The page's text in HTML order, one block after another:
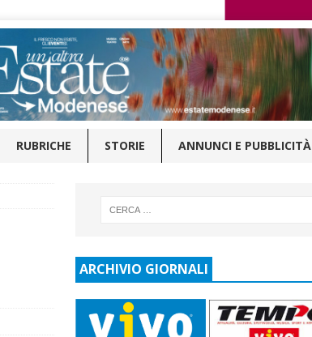
RUBRICHE STORIE ANNUNCI E PUBBLICITÀ
ARCHIVIO GIORNALI